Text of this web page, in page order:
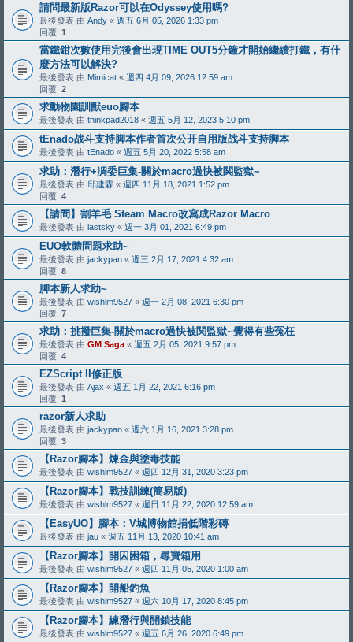
請問最新版Razor可以在Odyssey使用嗎?
最後發表 由 Andy « 週五 6月 05, 2026 1:33 pm
回覆: 1
當鐵鉗次數使用完後會出現TIME OUT5分鐘才開始繼續打鐵，有什
麼方法可以解決?
最後發表 由 Mimicat « 週四 4月 09, 2026 12:59 am
回覆: 2
求動物園訓獸euo腳本
最後發表 由 thinkpad2018 « 週五 5月 12, 2023 5:10 pm
tEnado战斗支持脚本作者首次公开自用版战斗支持脚本
最後發表 由 tEnado « 週五 5月 20, 2022 5:58 am
求助：潛行+淍委巨集-關於macro過快被関監獄~
最後發表 由 邱建霖 « 週四 11月 18, 2021 1:52 pm
回覆: 4
【請問】割羊毛 Steam Macro改寫成Razor Macro
最後發表 由 lastsky « 週一 3月 01, 2021 6:49 pm
EUO軟體問題求助~
最後發表 由 jackypan « 週三 2月 17, 2021 4:32 am
回覆: 8
脚本新人求助~
最後發表 由 wishlm9527 « 週一 2月 08, 2021 6:30 pm
回覆: 7
求助：挑撥巨集-關於macro過快被関監獄~覺得有些冤枉
最後發表 由 GM Saga « 週五 2月 05, 2021 9:57 pm
回覆: 4
EZScript II修正版
最後發表 由 Ajax « 週五 1月 22, 2021 6:16 pm
回覆: 1
razor新人求助
最後發表 由 jackypan « 週六 1月 16, 2021 3:28 pm
回覆: 3
【Razor腳本】煉金與塗毒技能
最後發表 由 wishlm9527 « 週四 12月 31, 2020 3:23 pm
【Razor腳本】戰技訓練(簡易版)
最後發表 由 wishlm9527 « 週日 11月 22, 2020 12:59 am
【EasyUO】腳本：V城博物館捐低階彩磚
最後發表 由 jau « 週五 11月 13, 2020 10:41 am
【Razor腳本】開囚困箱，尋寶箱用
最後發表 由 wishlm9527 « 週四 11月 05, 2020 1:00 am
【Razor腳本】開船釣魚
最後發表 由 wishlm9527 « 週六 10月 17, 2020 8:45 pm
【Razor腳本】練潛行與開鎖技能
最後發表 由 wishlm9527 « 週五 6月 26, 2020 6:49 pm